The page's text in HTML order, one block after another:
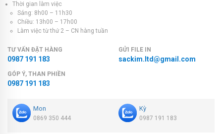
Thời gian làm việc
Sáng: 8h00 – 11h30
Chiều: 13h00 – 17h00
Làm việc từ thứ 2 – CN hàng tuần
TƯ VẤN ĐẶT HÀNG
0987 191 183
GỬI FILE IN
sackim.ltd@gmail.com
GÓP Ý, THAN PHIỀN
0987 191 183
Mon
0869 350 444
Kỳ
0987 191 183